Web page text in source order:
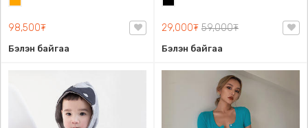
таарна, ZARA, 8779/458/615,
Урт ханцуйтай
98,500₮
Бэлэн байгаа
0962/642/800, Задгай
энгэртэй, Урт ханцуйтай,
29,000₮ 59,000₮
Бэлэн байгаа